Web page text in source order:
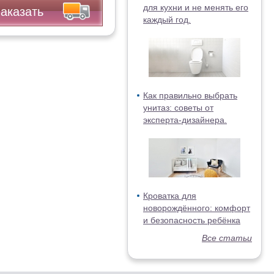
для кухни и не менять его
каждый год.
Как правильно выбрать
унитаз: советы от
эксперта-дизайнера.
Кроватка для
новорождённого: комфорт
и безопасность ребёнка
Все статьи